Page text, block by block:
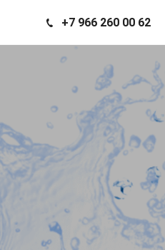
+7 966 260 00 62